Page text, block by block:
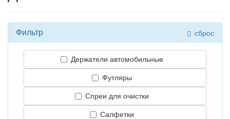
сброс
Фильтр
Держатели автомобильные
Футляры
Спреи для очистки
Салфетки